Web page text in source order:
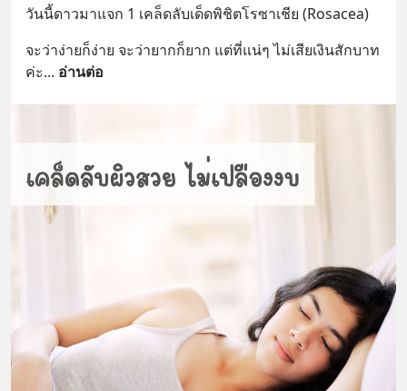
วันนี้ดาวมาแจก 1 เคล็ดลับเด็ดพิชิตโรซาเชีย (Rosacea)
จะว่าง่ายก็ง่าย จะว่ายากก็ยาก แต่ที่แน่ๆ ไม่เสียเงินสักบาท
ค่ะ... อ่านต่อ